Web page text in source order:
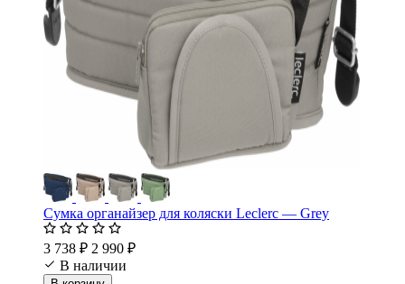
Сумка органайзер для коляски Leclerc — Grey
3 738 ₽ 2 990 ₽
В наличии